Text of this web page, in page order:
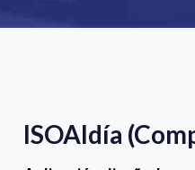
ISOAldía